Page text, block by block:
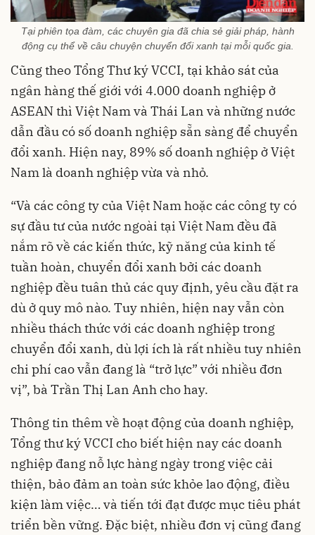
Tại phiên tọa đàm, các chuyên gia đã chia sẻ giải pháp, hành
động cụ thể về câu chuyện chuyển đổi xanh tại mỗi quốc gia.
Cũng theo Tổng Thư ký VCCI, tại khảo sát của
ngân hàng thế giới với 4.000 doanh nghiệp ở
ASEAN thì Việt Nam và Thái Lan và những nước
dẫn đầu có số doanh nghiệp sẵn sàng để chuyển
đổi xanh. Hiện nay, 89% số doanh nghiệp ở Việt
Nam là doanh nghiệp vừa và nhỏ.
“Và các công ty của Việt Nam hoặc các công ty có
sự đầu tư của nước ngoài tại Việt Nam đều đã
nắm rõ về các kiến thức, kỹ năng của kinh tế
tuần hoàn, chuyển đổi xanh bởi các doanh
nghiệp đều tuân thủ các quy định, yêu cầu đặt ra
dù ở quy mô nào. Tuy nhiên, hiện nay vẫn còn
nhiều thách thức với các doanh nghiệp trong
chuyển đổi xanh, dù lợi ích là rất nhiều tuy nhiên
chi phí cao vẫn đang là “trở lực” với nhiều đơn
vị”, bà Trần Thị Lan Anh cho hay.
Thông tin thêm về hoạt động của doanh nghiệp,
Tổng thư ký VCCI cho biết hiện nay các doanh
nghiệp đang nỗ lực hàng ngày trong việc cải
thiện, bảo đảm an toàn sức khỏe lao động, điều
kiện làm việc… và tiến tới đạt được mục tiêu phát
triển bền vững. Đặc biệt, nhiều đơn vị cũng đang